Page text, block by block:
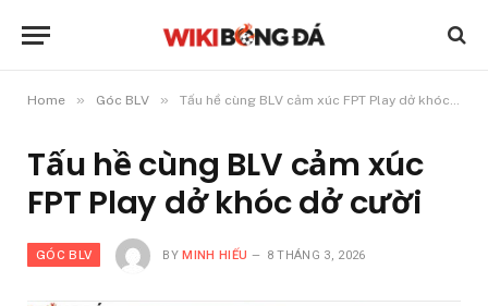
Home » Góc BLV » Tấu hề cùng BLV cảm xúc FPT Play dở khóc dở cười
Tấu hề cùng BLV cảm xúc
FPT Play dở khóc dở cười
GÓC BLV BY MINH HIẾU 8 THÁNG 3, 2026